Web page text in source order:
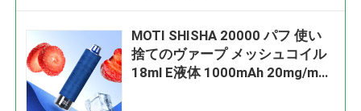
MOTI SHISHA 20000 パフ 使い
捨てのヴァープ メッシュコイル
18ml E液体 1000mAh 20mg/mL